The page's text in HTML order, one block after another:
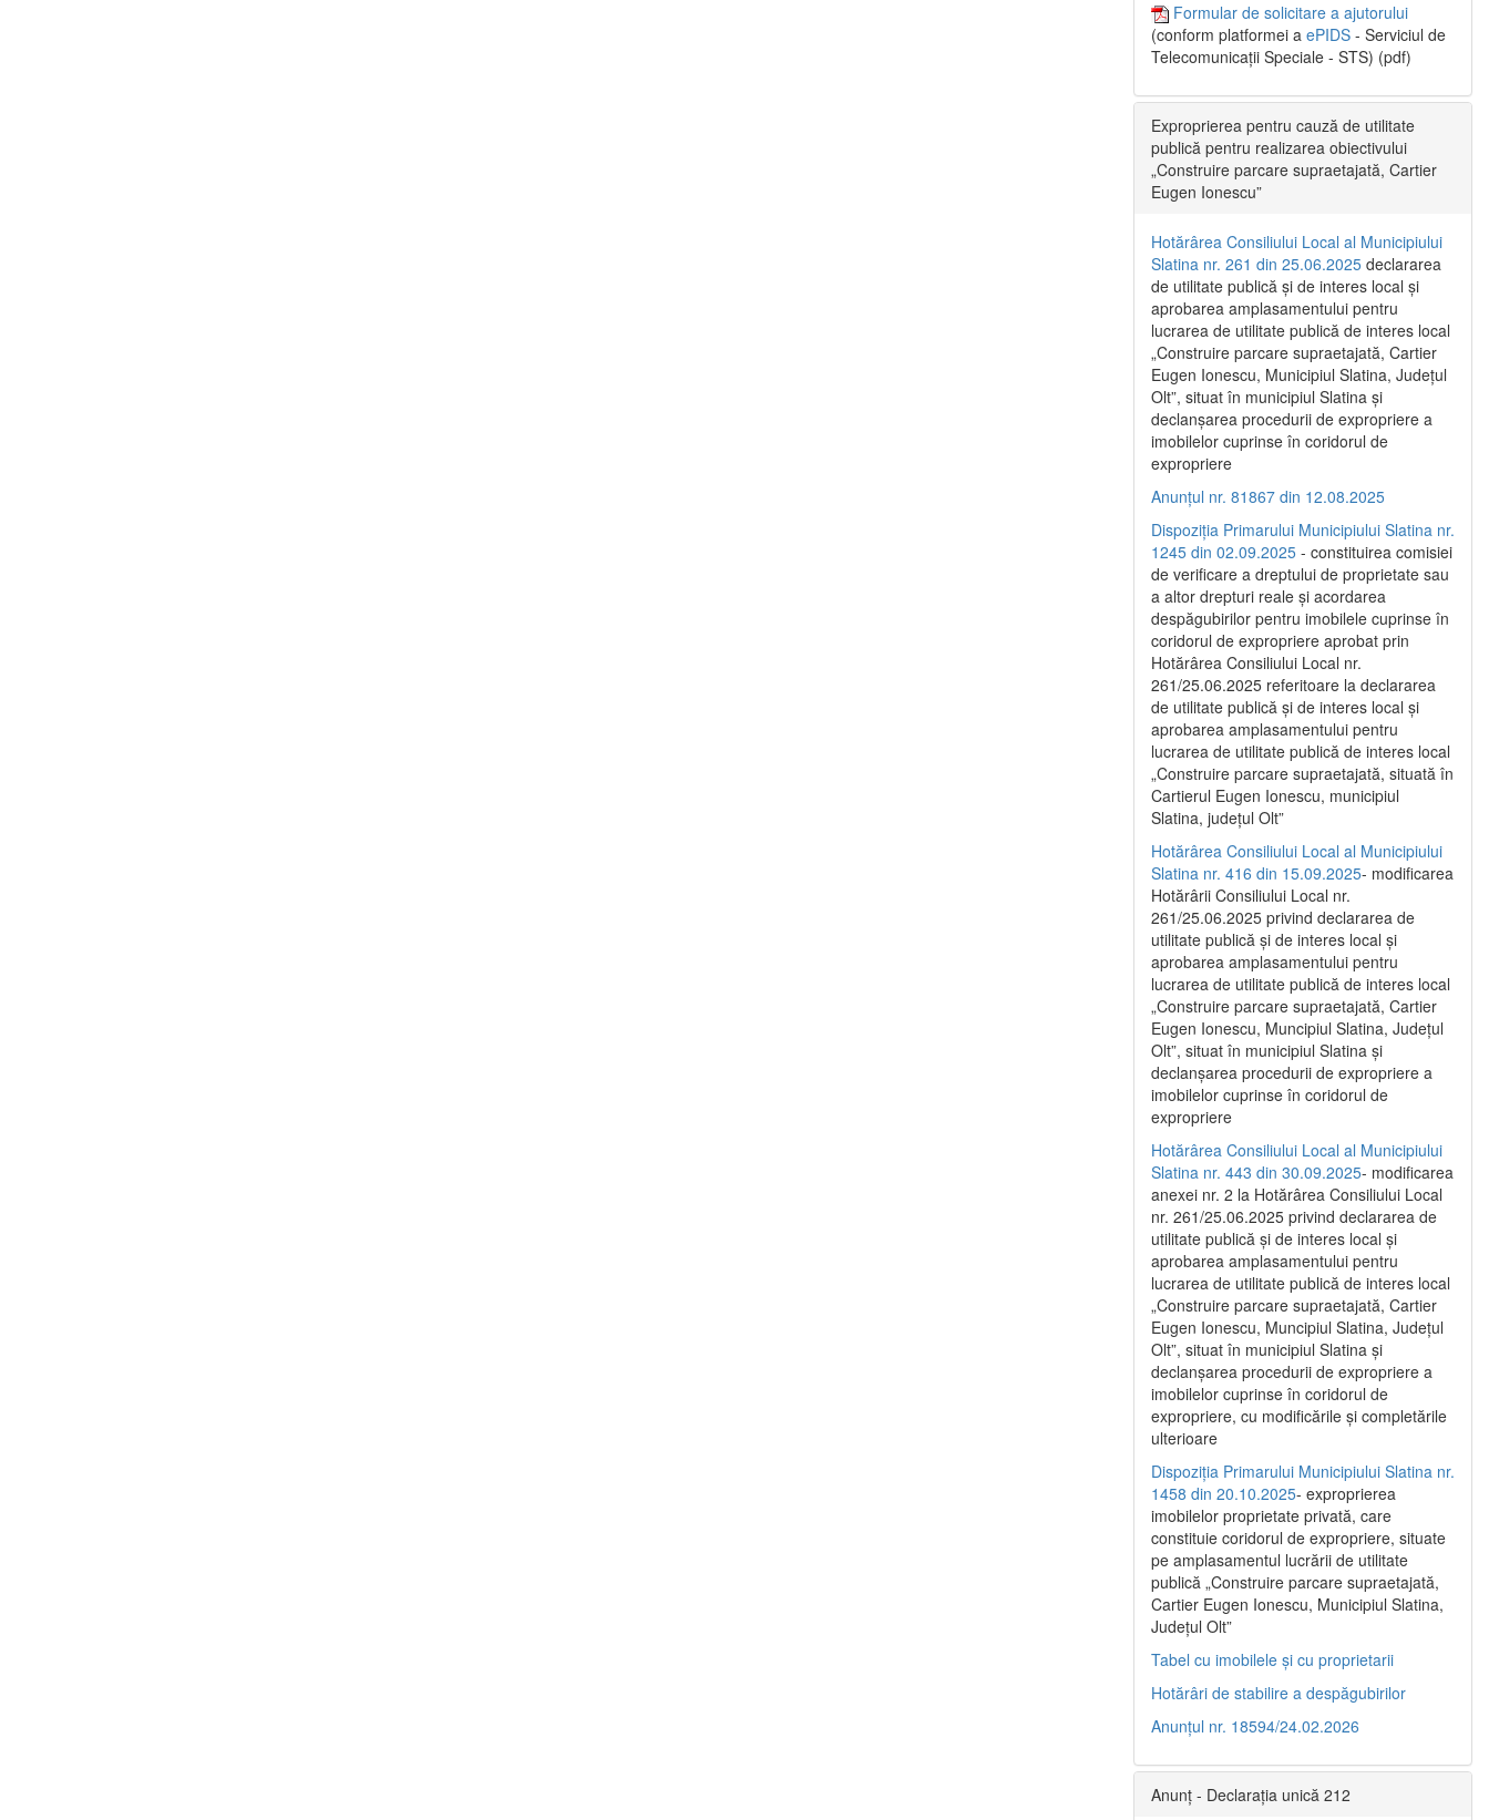
Formular de solicitare a ajutorului
(conform platformei a ePIDS - Serviciul de
Telecomunicații Speciale - STS) (pdf)
Exproprierea pentru cauză de utilitate
publică pentru realizarea obiectivului
„Construire parcare supraetajată, Cartier
Eugen Ionescu”
Hotărârea Consiliului Local al Municipiului
Slatina nr. 261 din 25.06.2025 declararea
de utilitate publică și de interes local și
aprobarea amplasamentului pentru
lucrarea de utilitate publică de interes local
„Construire parcare supraetajată, Cartier
Eugen Ionescu, Municipiul Slatina, Județul
Olt”, situat în municipiul Slatina și
declanșarea procedurii de expropriere a
imobilelor cuprinse în coridorul de
expropriere
Anunțul nr. 81867 din 12.08.2025
Dispoziția Primarului Municipiului Slatina nr.
1245 din 02.09.2025 - constituirea comisiei
de verificare a dreptului de proprietate sau
a altor drepturi reale și acordarea
despăgubirilor pentru imobilele cuprinse în
coridorul de expropriere aprobat prin
Hotărârea Consiliului Local nr.
261/25.06.2025 referitoare la declararea
de utilitate publică și de interes local și
aprobarea amplasamentului pentru
lucrarea de utilitate publică de interes local
„Construire parcare supraetajată, situată în
Cartierul Eugen Ionescu, municipiul
Slatina, județul Olt”
Hotărârea Consiliului Local al Municipiului
Slatina nr. 416 din 15.09.2025- modificarea
Hotărârii Consiliului Local nr.
261/25.06.2025 privind declararea de
utilitate publică și de interes local și
aprobarea amplasamentului pentru
lucrarea de utilitate publică de interes local
„Construire parcare supraetajată, Cartier
Eugen Ionescu, Muncipiul Slatina, Județul
Olt”, situat în municipiul Slatina și
declanșarea procedurii de expropriere a
imobilelor cuprinse în coridorul de
expropriere
Hotărârea Consiliului Local al Municipiului
Slatina nr. 443 din 30.09.2025- modificarea
anexei nr. 2 la Hotărârea Consiliului Local
nr. 261/25.06.2025 privind declararea de
utilitate publică şi de interes local şi
aprobarea amplasamentului pentru
lucrarea de utilitate publică de interes local
„Construire parcare supraetajată, Cartier
Eugen Ionescu, Muncipiul Slatina, Judeţul
Olt”, situat în municipiul Slatina şi
declanşarea procedurii de expropriere a
imobilelor cuprinse în coridorul de
expropriere, cu modificările şi completările
ulterioare
Dispoziția Primarului Municipiului Slatina nr.
1458 din 20.10.2025- exproprierea
imobilelor proprietate privată, care
constituie coridorul de expropriere, situate
pe amplasamentul lucrării de utilitate
publică „Construire parcare supraetajată,
Cartier Eugen Ionescu, Municipiul Slatina,
Județul Olt”
Tabel cu imobilele și cu proprietarii
Hotărâri de stabilire a despăgubirilor
Anunțul nr. 18594/24.02.2026
Anunț - Declarația unică 212